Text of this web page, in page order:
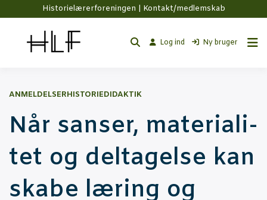
Historielærerforeningen | Kontakt/medlemskab
Log ind Ny bruger
ANMELDELSERHISTORIEDIDAKTIK
Når san­ser, mate­ri­a­li­
tet og del­ta­gel­se kan
ska­be læring og